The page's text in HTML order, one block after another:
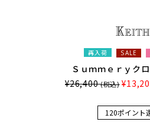
再入荷 SALE
Ｓｕｍｍｅｒｙク
¥26,400(税込)
120ポイント